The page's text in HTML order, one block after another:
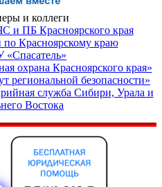
и коллеги
и ПБ Красноярского края
Красноярскому краю
охрана Красноярского края»
безопасности»
служба Сибири, Урала и
Востока